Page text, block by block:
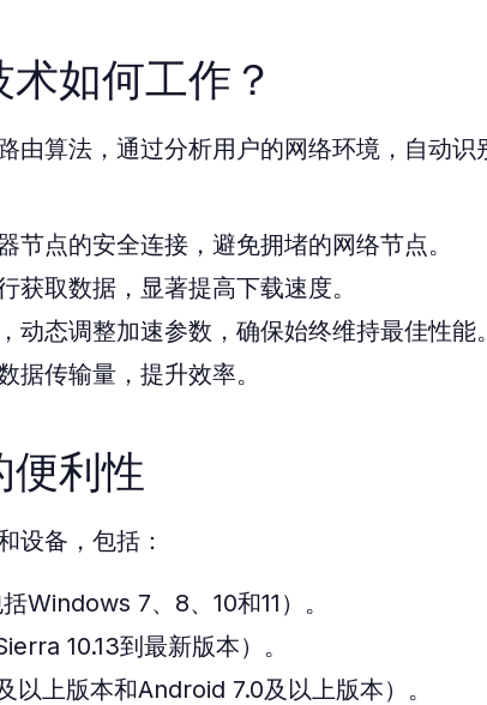
如何工作？
由算法，通过分析用户的网络环境，自动
节点的安全连接，避免拥堵的网络节点。
获取数据，显著提高下载速度。
动态调整加速参数，确保始终维持最佳性能。
据传输量，提升效率。
便利性
设备，包括：
Windows 7、8、10和11）。
10.13到最新版本）。
以上版本和Android 7.0及以上版本）。